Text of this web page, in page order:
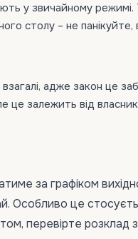
у звичайному
столу – не панікуйте,
адже закон це
це залежить від
за графіком
Особливо це
перевірте розклад